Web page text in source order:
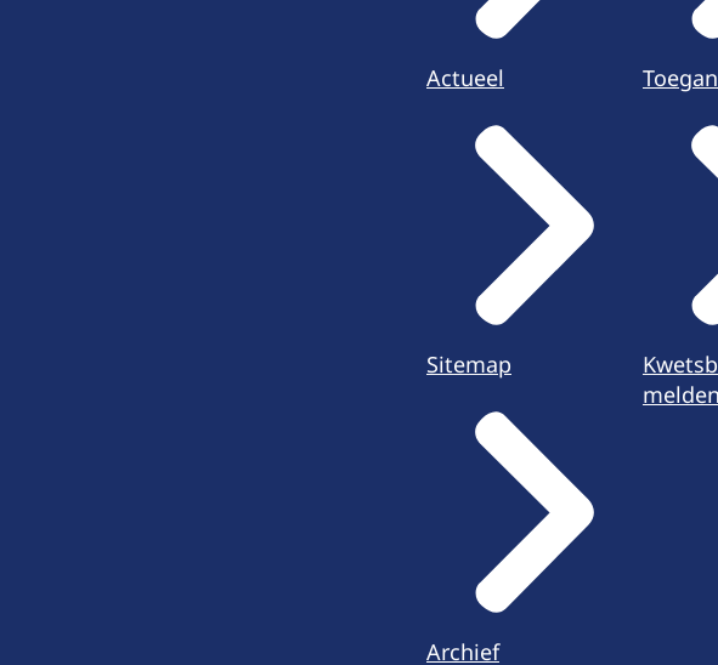
Actueel
Sitemap
Archief